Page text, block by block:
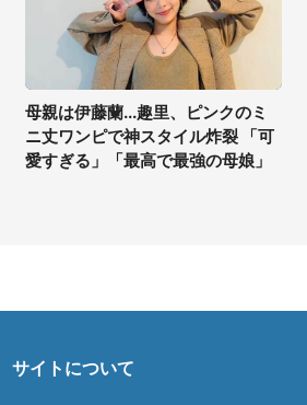
母親は伊藤蘭...趣里、ピンクのミ
ニ丈ワンピで神スタイル炸裂 「可
愛すぎる」「最高で最強の母娘」
サイトについて